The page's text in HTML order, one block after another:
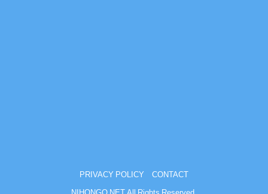
PRIVACY POLICY CONTACT